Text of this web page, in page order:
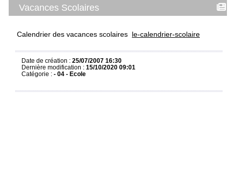
Vacances Scolaires
Calendrier des vacances scolaires le-calendrier-scolaire
Date de création : 25/07/2007 16:30
Dernière modification : 15/10/2020 09:01
Catégorie : - 04 - Ecole